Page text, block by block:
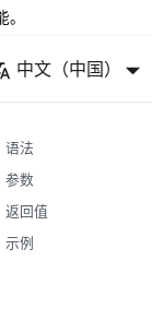
中文（中国）
语法
参数
返回值
示例